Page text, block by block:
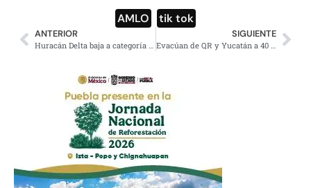
AMLO tik tok
ANTERIOR
Huracán Delta baja a categoría 2 en Cozumel, Quintana Roo
SIGUIENTE
Evacúan de QR y Yucatán a 40 mil; saldo blanco por huracán Delta